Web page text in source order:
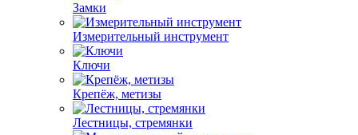
Замки
Измерительный инструмент
Ключи
Крепёж, метизы
Лестницы, стремянки